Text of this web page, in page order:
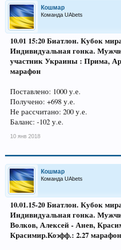
Кошмар
Команда UAbets
10.01 15:20 Биатлон. Кубок
Индивидуальная гонка.
участник Украины : Прима,
марафон
Поставлено: 1000 у.е.
Получено: +698 у.е.
Не рассчитано: 200 у.е.
Баланс: -102 у.е.
10 янв 2018
Кошмар
Команда UAbets
10.01.15-20 Биатлон. Кубок
Индивидуальная гонка.
Волков, Алексей - Анев,
Красимир.Коэфф.: 2.27 марафон